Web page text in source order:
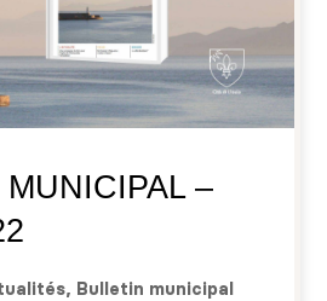
–
, Bulletin municipal